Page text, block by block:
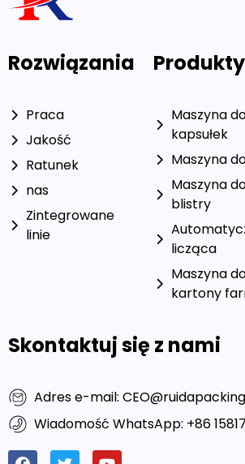
Rozwiązania
Praca
Jakość
Ratunek
nas
Zintegrowane
linie
Produkty
Maszyna
kapsułek
Maszyna
Maszyna
blistry
licząca
Maszyna
kartony
Skontaktuj się z nami
Adres e-mail:
Wiadomość WhatsApp: +86